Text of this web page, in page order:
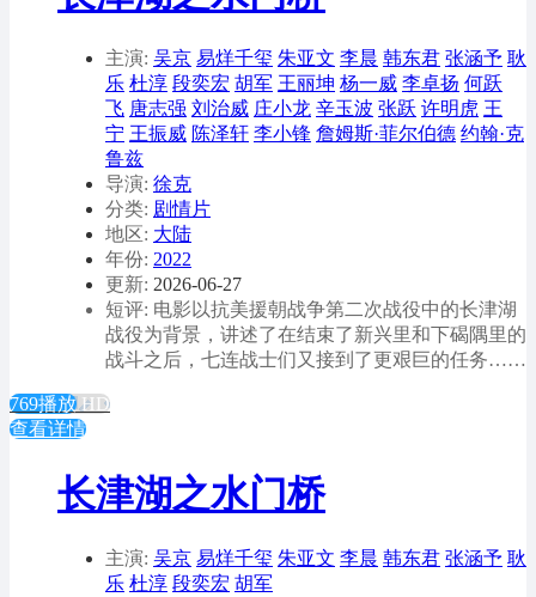
主演: 吴京 易烊千玺 朱亚文 李晨 韩东君 张涵予 耿
乐 杜淳 段奕宏 胡军 王丽坤 杨一威 李卓扬 何跃
飞 唐志强 刘治威 庄小龙 辛玉波 张跃 许明虎 王
宁 王振威 陈泽轩 李小锋 詹姆斯·菲尔伯德 约翰·克
鲁兹
导演: 徐克
分类: 剧情片
地区: 大陆
年份: 2022
更新: 2026-06-27
短评: 电影以抗美援朝战争第二次战役中的长津湖
战役为背景，讲述了在结束了新兴里和下碣隅里的
战斗之后，七连战士们又接到了更艰巨的任务……
769播放 HD
查看详情
长津湖之水门桥
主演: 吴京 易烊千玺 朱亚文 李晨 韩东君 张涵予 耿
乐 杜淳 段奕宏 胡军